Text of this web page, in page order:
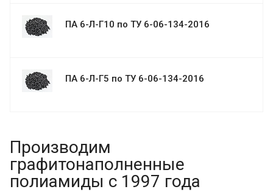
ПА 6-Л-Г10 по ТУ 6-06-134-2016
ПА 6-Л-Г5 по ТУ 6-06-134-2016
Производим
графитонаполненные
полиамиды с 1997 года